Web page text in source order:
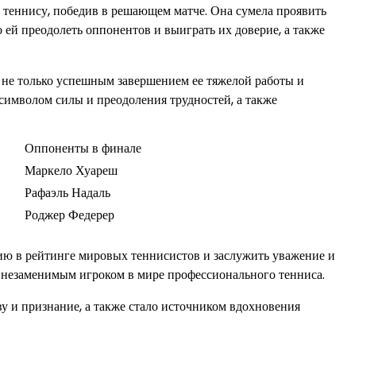
победив в решающем матче. Она сумела проявить
преодолеть оппонентов и выиграть их доверие, а также
только успешным завершением ее тяжелой работы и
силы и преодоления трудностей, а также
Оппоненты в финале
Маркело Хуареш
Рафаэль Надаль
Роджер Федерер
рейтинге мировых теннисистов и заслужить уважение и
игроком в мире профессионального тенниса.
признание, а также стало источником вдохновения